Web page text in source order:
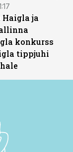
ja
konkurss
tippjuhi